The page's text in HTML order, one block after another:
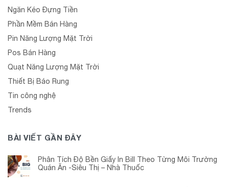
Ngăn Kéo Đựng Tiền
Phần Mềm Bán Hàng
Pin Năng Lượng Mặt Trời
Pos Bán Hàng
Quạt Năng Lượng Mặt Trời
Thiết Bị Báo Rung
Tin công nghệ
Trends
BÀI VIẾT GẦN ĐÂY
Phân Tích Độ Bền Giấy In Bill Theo Từng Môi Trường
Quán Ăn -Siêu Thị – Nhà Thuốc